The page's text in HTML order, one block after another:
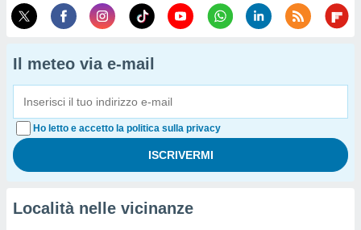
Il meteo via e-mail
Ho letto e accetto la politica sulla privacy
Località nelle vicinanze